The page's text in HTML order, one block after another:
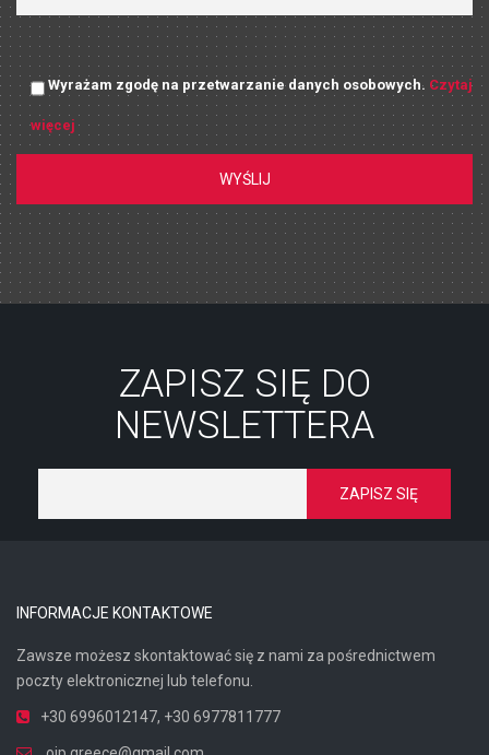
Wyrażam zgodę na przetwarzanie danych osobowych. Czytaj
więcej
ZAPISZ SIĘ DO
NEWSLETTERA
INFORMACJE KONTAKTOWE
Zawsze możesz skontaktować się z nami za pośrednictwem
poczty elektronicznej lub telefonu.
+30 6996012147, +30 6977811777